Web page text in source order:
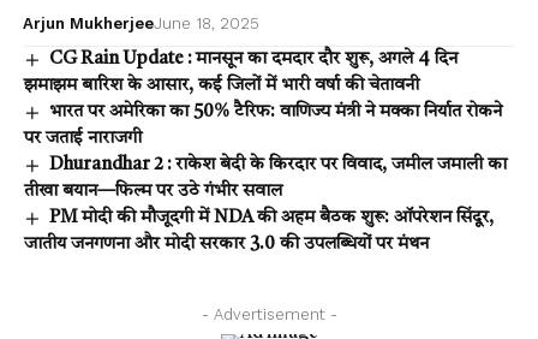
Arjun MukherjeeJune 18, 2025
CG Rain Update : मानसून का दमदार दौर शुरू, अगले 4 दिन
झमाझम बारिश के आसार, कई जिलों में भारी वर्षा की चेतावनी
भारत पर अमेरिका का 50% टैरिफ: वाणिज्य मंत्री ने मक्का निर्यात रोकने
पर जताई नाराजगी
Dhurandhar 2 : राकेश बेदी के किरदार पर विवाद, जमील जमाली का
तीखा बयान—फिल्म पर उठे गंभीर सवाल
PM मोदी की मौजूदगी में NDA की अहम बैठक शुरू: ऑपरेशन सिंदूर,
जातीय जनगणना और मोदी सरकार 3.0 की उपलब्धियों पर मंथन
- Advertisement -